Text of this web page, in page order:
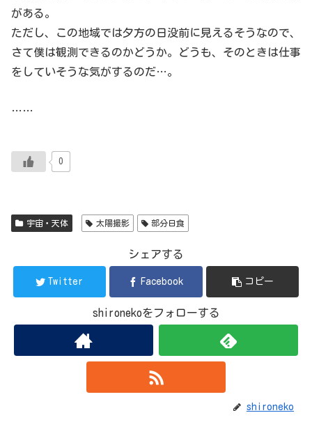
がある。
ただし、この地域では夕方の日没前に見えるそうなので、
さて僕は観測できるのかどうか。どうも、そのときは仕事
をしていそうな気がするのだ…。
……
0
宇宙・天体 太陽撮影 部分日食
シェアする
Twitter Facebook コピー
shironekoをフォローする
shironeko